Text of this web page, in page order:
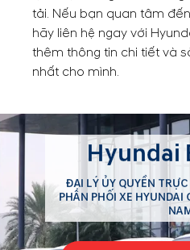
tải. Nếu bạn quan tâm
hãy liên hệ ngay với
thêm thông tin chi tiết và
nhất cho mình.
Hyundai
ĐẠI LÝ ỦY QUYỀN
PHÂN PHỐI XE